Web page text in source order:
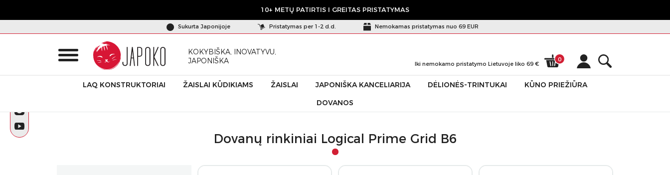
10+ METŲ PATIRTIS I GREITAS PRISTATYMAS
Sukurta Japonijoje Pristatymas per 1-2 d.d. Nemokamas pristatymas nuo 69 EUR
KOKYBIŠKA, INOVATYVU,
JAPONIŠKA
Iki nemokamo pristatymo Lietuvoje liko 69 €
0
LAQ KONSTRUKTORIAI ŽAISLAI KŪDIKIAMS ŽAISLAI JAPONIŠKA KANCELIARIJA DĖLIONĖS-TRINTUKAI
KŪNO PRIEŽIŪRA
DOVANOS
Dovanų rinkiniai Logical Prime Grid B6